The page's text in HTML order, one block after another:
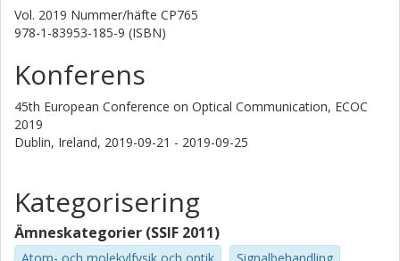
Mikael Mazur
Chalmers, Mikroteknologi och nanovetenskap, Fotonik
Forskning Andra publikationer
Hanzi Huang
Nokia
Haoshuo Chen
Nokia
Vol. 2019 Nummer/häfte CP765
978-1-83953-185-9 (ISBN)
Konferens
45th European Conference on Optical Communication, ECOC
2019
Dublin, Ireland, 2019-09-21 - 2019-09-25
Kategorisering
Ämneskategorier (SSIF 2011)